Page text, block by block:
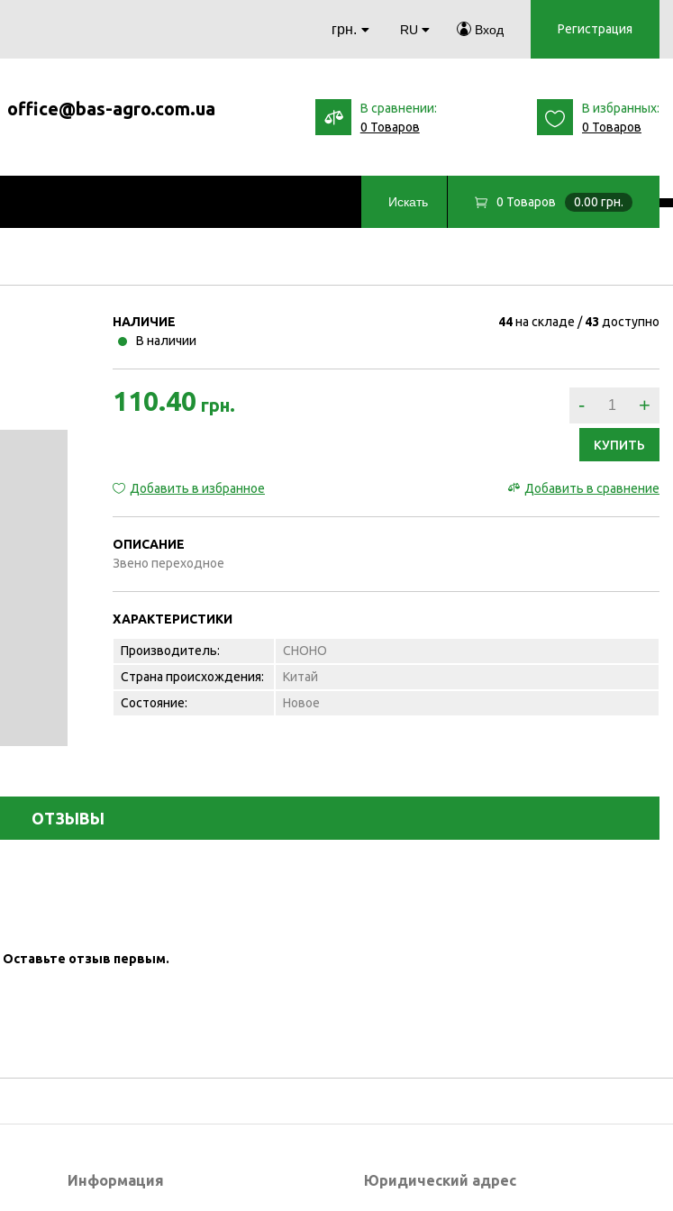
грн. RU Вход Регистрация
office@bas-agro.com.ua
В сравнении:
0 Товаров
В избранных:
0 Товаров
Искать 0 Товаров 0.00 грн.
НАЛИЧИЕ
В наличии
44на складе 43 доступно
110.40 грн. - +
КУПИТЬ
Добавить в избранное Добавить в сравнение
ОПИСАНИЕ
Звено переходное
ХАРАКТЕРИСТИКИ
Производитель:
CHOHO
Страна происхождения:
Китай
Состояние:
Новое
ОТЗЫВЫ
Оставьте отзыв первым.
Информация Юридический адрес